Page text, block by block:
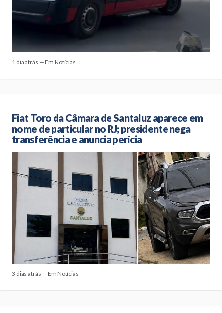
1 dia atrás — Em Notícias
Fiat Toro da Câmara de Santaluz aparece em
nome de particular no RJ; presidente nega
transferência e anuncia perícia
3 dias atrás — Em Notícias